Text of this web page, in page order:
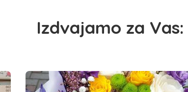
Izdvajamo za Vas: